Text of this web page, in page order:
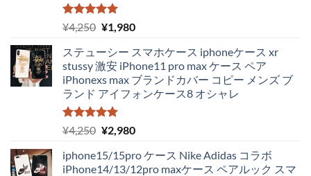
5段階中
5.00
の評価
¥4,250 元
価
格
は
¥4,250
で
し
¥1,980現
の
価
格
は
で
ステューシー スマホケース iphoneケース xr
stussy 激安 iPhone11 pro max ケース ペア
iPhonexs max ブランドカバー コピー メンズ ブ
ランド アイフォンケース8 オシャレ
5段階中
5.00
の評価
¥4,250 元
価
格
¥2,980現
の
価
iphone15/15pro ケース Nike Adidas コラボ
iPhone14/13/12pro maxケース ペアルック スマ